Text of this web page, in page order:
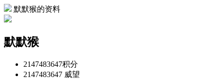
默默猴的资料
默默猴
2147483647积分
2147483647 威望